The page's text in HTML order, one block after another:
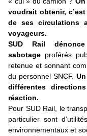
voudrait obtenir,
de ses circulations
voyageurs.
SUD Rail
sabotage proférés
retenue et sonnant
du personnel SNCF.
différentes
réaction.
Pour SUD Rail, le
particulier sont
environnementaux et